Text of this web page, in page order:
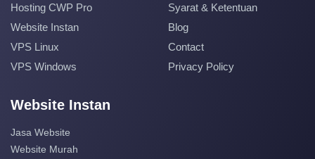
Hosting CWP Pro
Website Instan
VPS Linux
VPS Windows
Syarat & Ketentuan
Blog
Contact
Privacy Policy
Website Instan
Jasa Website
Website Murah